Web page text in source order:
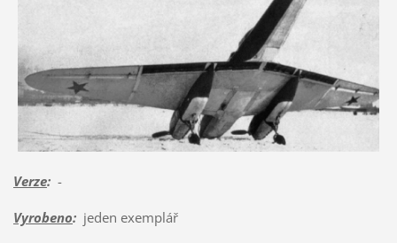
Verze:-
Vyrobeno:jeden exemplář